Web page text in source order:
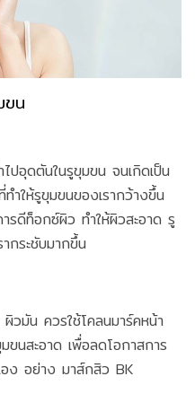
ขน
ปอุดตันในรูขุมขน จนเกิดเป็น
ำให้รูขุมขนของเรากว้างขึ้น
รดีท็อกซ์ผิว ทำให้ผิวสะอาด รู
กระชับมากขึ้น
วมัน ควรใช้โคลนมาร์คหน้า
นสะอาด เพื่อลดโอกาสการ
อง อย่าง มาส์กสิว BK